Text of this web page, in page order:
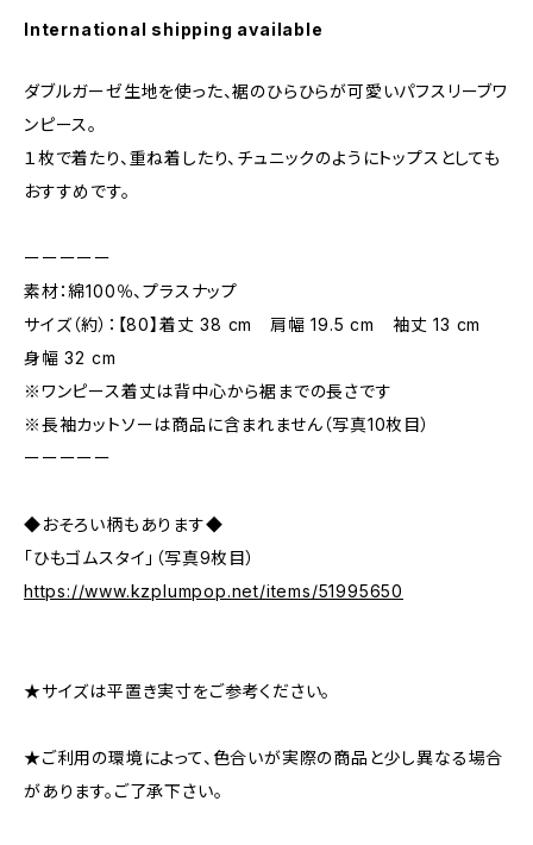
International shipping available
ダブルガーゼ生地を使った、裾のひらひらが可愛いパフスリーブワ
ンピース。
１枚で着たり、重ね着したり、チュニックのようにトップスとしても
おすすめです。
ーーーーー
素材：綿100％、プラスナップ
サイズ（約）：【80】着丈 38 cm 肩幅 19.5 cm 袖丈 13 cm
身幅 32 cm
※ワンピース着丈は背中心から裾までの長さです
※長袖カットソーは商品に含まれません（写真10枚目）
ーーーーー
◆おそろい柄もあります◆
「ひもゴムスタイ」（写真9枚目）
https://www.kzplumpop.net/items/51995650
★サイズは平置き実寸をご参考ください。
★ご利用の環境によって、色合いが実際の商品と少し異なる場合
があります。ご了承下さい。